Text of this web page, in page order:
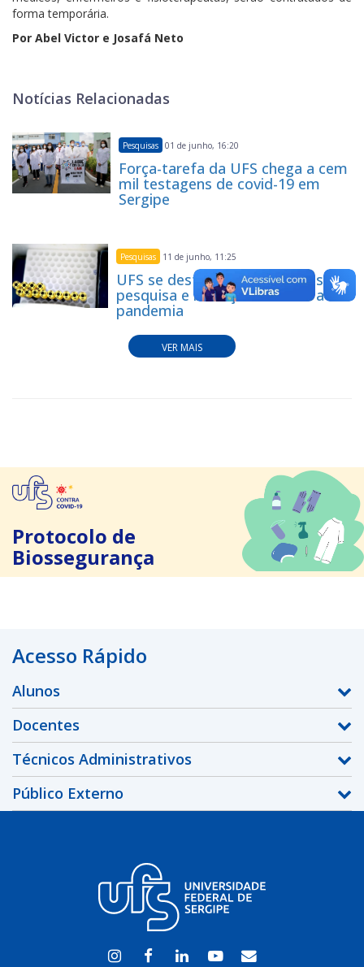
forma temporária.
Por Abel Victor e Josafá Neto
Notícias Relacionadas
Pesquisas 01 de junho, 16:20
Força-tarefa da UFS chega a cem
mil testagens de covid-19 em
Sergipe
Pesquisas 11 de junho, 11:25
UFS se destaca por atividades de
pesquisa e inovação durante a
pandemia
VER MAIS
Protocolo de
Biossegurança
Acesso Rápido
Alunos
Docentes
Técnicos Administrativos
Público Externo
InstagramFacebook
LinkedinYoutubeWEBMAIL